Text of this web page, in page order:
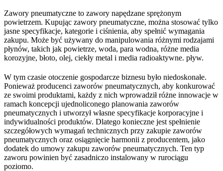
Zawory pneumatyczne to zawory napędzane sprężonym
powietrzem. Kupując zawory pneumatyczne, można stosować tylko
jasne specyfikacje, kategorie i ciśnienia, aby spełnić wymagania
zakupu. Może być używany do manipulowania różnymi rodzajami
płynów, takich jak powietrze, woda, para wodna, różne media
korozyjne, błoto, olej, ciekły metal i media radioaktywne. pływ.
W tym czasie otoczenie gospodarcze biznesu było niedoskonałe.
Ponieważ producenci zaworów pneumatycznych, aby konkurować
ze swoimi produktami, każdy z nich wprowadził różne innowacje w
ramach koncepcji ujednoliconego planowania zaworów
pneumatycznych i utworzył własne specyfikacje korporacyjne i
indywidualności produktów. Dlatego konieczne jest spełnienie
szczegółowych wymagań technicznych przy zakupie zaworów
pneumatycznych oraz osiągnięcie harmonii z producentem, jako
dodatek do umowy zakupu zaworów pneumatycznych. Ten typ
zaworu powinien być zasadniczo instalowany w rurociągu
poziomo.